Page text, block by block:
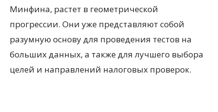
Минфина, растет в геометрической
прогрессии. Они уже представляют собой
разумную основу для проведения тестов на
больших данных, а также для лучшего выбора
целей и направлений налоговых проверок.